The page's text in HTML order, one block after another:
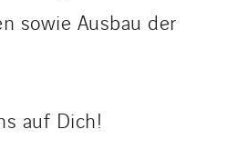
sowie Ausbau der
auf Dich!